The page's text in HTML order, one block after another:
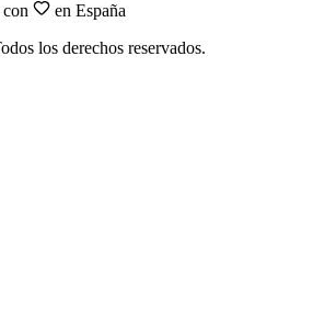
en España
los derechos reservados.